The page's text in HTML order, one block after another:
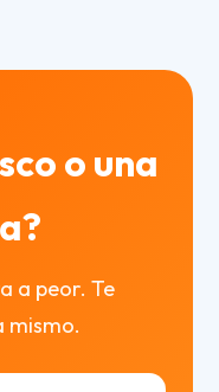
o una
a peor. Te
mismo.